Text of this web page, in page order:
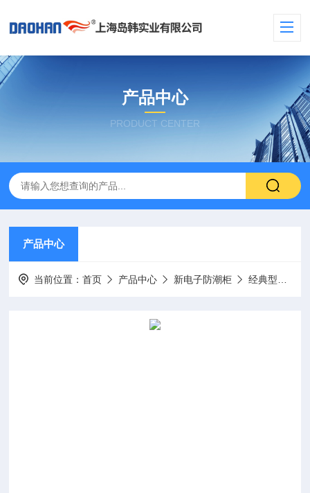
产品中心
PRODUCT CENTER
产品中心
当前位置：首页 产品中心 新电子防潮柜 经典型号（白色）